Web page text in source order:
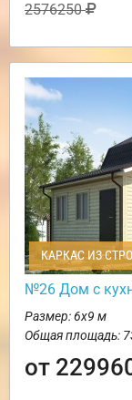
2576250
КАРКАС ИЗ
№26 Дом с
Размер: 6х9 м
Общая площадь:
от